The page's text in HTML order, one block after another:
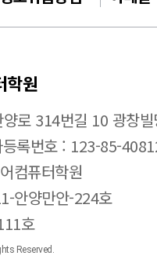
학원
로 314번길 10 광창
록번호 : 123-85-
컴퓨터학원
안양만안-224호
호
Reserved.